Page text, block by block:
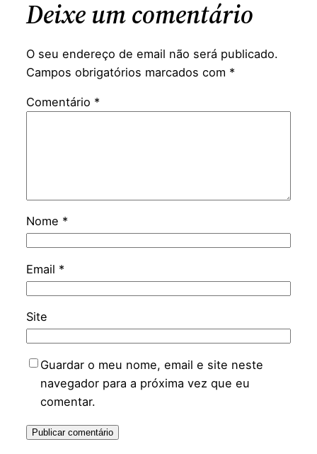
Deixe um comentário
O seu endereço de email não será publicado.
Campos obrigatórios marcados com *
Comentário *
Nome *
Email *
Site
Guardar o meu nome, email e site neste
navegador para a próxima vez que eu
comentar.